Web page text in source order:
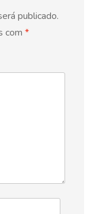
publicado.
com *